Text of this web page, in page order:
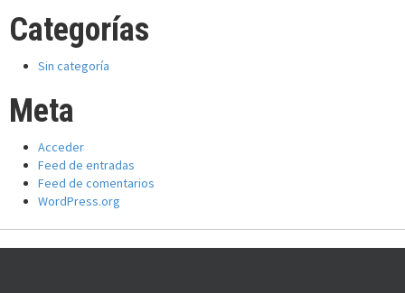
Categorías
Sin categoría
Meta
Acceder
Feed de entradas
Feed de comentarios
WordPress.org